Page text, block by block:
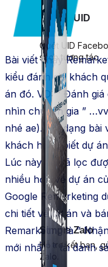
Simple Zalo
Hỗ trợ kết bạn,
Zalo.
Simple UID
Quét UID
sách tương tác
Bài viết chạy
kiểu đánh giá khách
án đó. VD: ” Đánh
nhìn chuyên gia ”
nhé ae). Với dạng bài
khách hàng biết dự
Lúc này ae đã lọc
nhiều hơn về dự án
Google Remarketing
chi tiết về dự án và
Remarketing là ”
mới nhất” ” tải danh